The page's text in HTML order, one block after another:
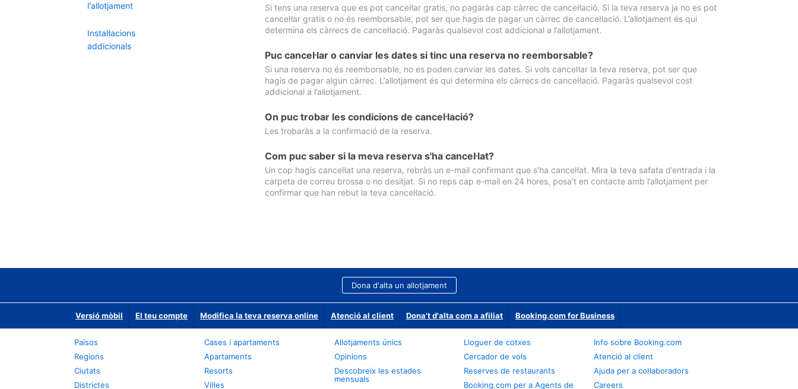
l'allotjament
Instal·lacions
addicionals
Si tens una reserva que es pot cancel·lar gratis, no pagaràs cap càrrec de cancel·lació. Si la teva reserva ja no es pot
cancel·lar gratis o no és reemborsable, pot ser que hagis de pagar un càrrec de cancel·lació. L’allotjament és qui
determina els càrrecs de cancel·lació. Pagaràs qualsevol cost addicional a l’allotjament.
Puc cancel·lar o canviar les dates si tinc una reserva no reemborsable?
Si una reserva no és reemborsable, no es poden canviar les dates. Si vols cancel·lar la teva reserva, pot ser que
hagis de pagar algun càrrec. L’allotjament és qui determina els càrrecs de cancel·lació. Pagaràs qualsevol cost
addicional a l’allotjament.
On puc trobar les condicions de cancel·lació?
Les trobaràs a la confirmació de la reserva.
Com puc saber si la meva reserva s'ha cancel·lat?
Un cop hagis cancel·lat una reserva, rebràs un e-mail confirmant que s’ha cancel·lat. Mira la teva safata d’entrada i la
carpeta de correu brossa o no desitjat. Si no reps cap e-mail en 24 hores, posa’t en contacte amb l’allotjament per
confirmar que han rebut la teva cancel·lació.
Dona d'alta un allotjament
Versió mòbil El teu compte Modifica la teva reserva online Atenció al client Dona't d'alta com a afiliat Booking.com for Business
Països
Regions
Ciutats
Districtes
Cases i apartaments
Apartaments
Resorts
Vil·les
Allotjaments únics
Opinions
Descobreix les estades
mensuals
Lloguer de cotxes
Cercador de vols
Reserves de restaurants
Booking.com per a Agents de
Info sobre Booking.com
Atenció al client
Ajuda per a col·laboradors
Careers